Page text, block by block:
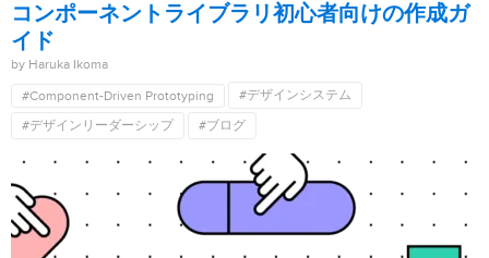
コンポーネントライブラリ初心者向けの作成ガ
イド
by Haruka Ikoma
#Component-Driven Prototyping
#デザインシステム
#デザインリーダーシップ
#ブログ